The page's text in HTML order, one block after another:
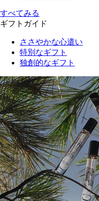
すべてみる
ギフトガイド
ささやかな心遣い
特別なギフト
独創的なギフト